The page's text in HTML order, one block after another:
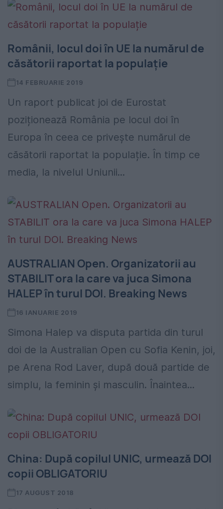
Românii, locul doi în UE la numărul de
căsătorii raportat la populație
14 FEBRUARIE 2019
Un raport publicat joi de Eurostat
poziționează România pe locul doi în
Europa în ceea ce privește numărul de
căsătorii raportat la populație. În timp ce
media, la nivelul Uniunii...
AUSTRALIAN Open. Organizatorii au
STABILIT ora la care va juca Simona
HALEP în turul DOI. Breaking News
16 IANUARIE 2019
Simona Halep va disputa partida din turul
doi de la Australian Open cu Sofia Kenin, joi,
pe Arena Rod Laver, după două partide de
simplu, la feminin şi masculin. Înaintea...
China: După copilul UNIC, urmează DOI
copii OBLIGATORIU
17 AUGUST 2018